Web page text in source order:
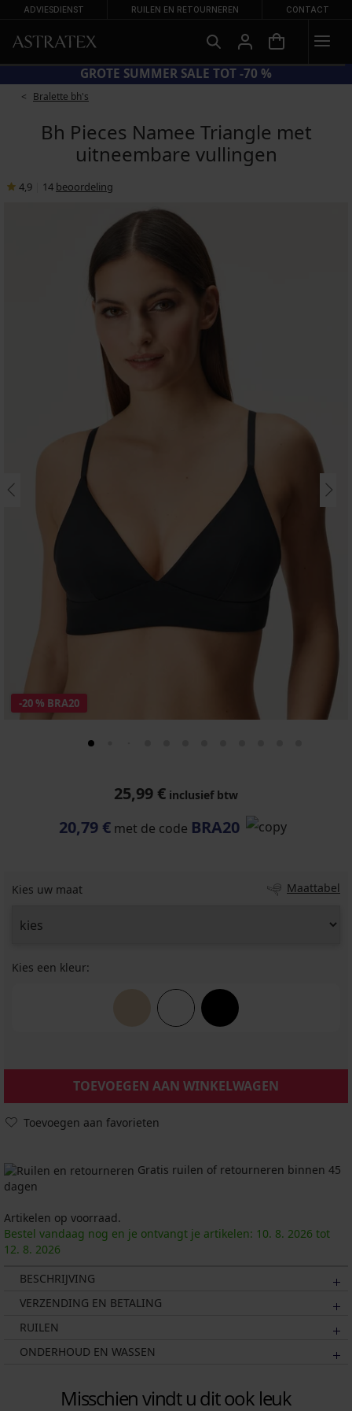
ADVIESDIENST RUILEN EN RETOURNEREN CONTACT
CODE BRA20 = BH'S -20%
Bralette bh's
Bh Pieces Namee Triangle met
uitneembare vullingen
4,9 14 beoordeling
-20 % BRA20
25,99 € inclusief btw
20,79 € met de code BRA20
Kies uw maat Maattabel
Kies een kleur:
TOEVOEGEN AAN WINKELWAGEN
Toevoegen aan favorieten
Gratis ruilen of retourneren binnen 45
dagen
Artikelen op voorraad.
Bestel vandaag nog en je ontvangt je artikelen: 10. 8. 2026 tot
12. 8. 2026
BESCHRIJVING
VERZENDING EN BETALING
RUILEN
ONDERHOUD EN WASSEN
Misschien vindt u dit ook leuk